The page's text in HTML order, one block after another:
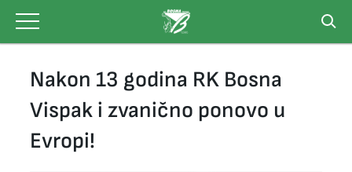
content
Nakon 13 godina RK Bosna
Vispak i zvanično ponovo u
Evropi!